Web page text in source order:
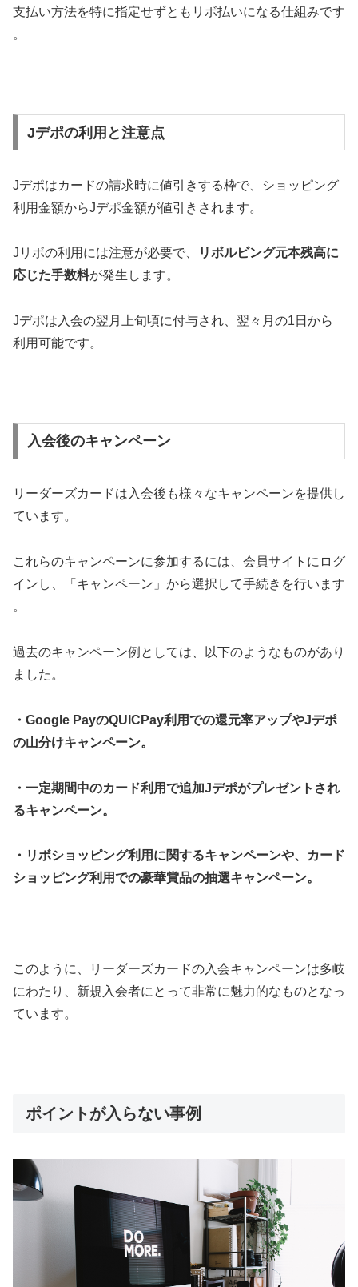
支払い方法を特に指定せずともリボ払いになる仕組みです​​​​
。
Jデポの利用と注意点
Jデポはカードの請求時に値引きする枠で、ショッピング
利用金額からJデポ金額が値引きされます。
Jリボの利用には注意が必要で、
リボルビング元本残高に
応じた手数料が発生します​​​​。
Jデポは入会の翌月上旬頃に付与され、翌々月の1日から
利用可能です​​。
入会後のキャンペーン
リーダーズカードは入会後も様々なキャンペーンを提供し
ています。
これらのキャンペーンに参加するには、会員サイトにログ
インし、「キャンペーン」から選択して手続きを行います​​
。
過去のキャンペーン例としては、以下のようなものがあり
ました。
・Google PayのQUICPay利用での還元率アップやJデポ
の山分けキャンペーン​​。
・一定期間中のカード利用で追加Jデポがプレゼントされ
るキャンペーン​​。
・リボショッピング利用に関するキャンペーンや、カード
ショッピング利用での豪華賞品の抽選キャンペーン​​。
このように、リーダーズカードの入会キャンペーンは多岐
にわたり、新規入会者にとって非常に魅力的なものとなっ
ています。
ポイントが入らない事例